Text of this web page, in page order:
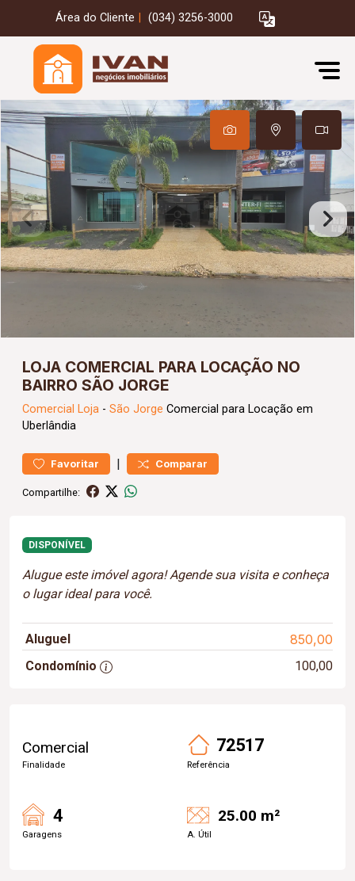
Área do Cliente (034) 3256-3000
LOJA COMERCIAL PARA LOCAÇÃO NO
BAIRRO SÃO JORGE
Comercial Loja - São Jorge Comercial para Locação em
Uberlândia
Favoritar | Comparar
Compartilhe:
DISPONÍVEL
Alugue este imóvel agora! Agende sua visita e conheça
o lugar ideal para você.
Aluguel 850,00
Condomínio 100,00
Comercial
Finalidade
72517
Referência
4
Garagens
25.00 m²
A. Útil